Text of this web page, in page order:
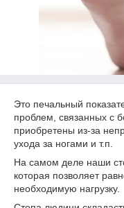
Это печальный
проблем, связанных с
приобретены из-за
ухода за ногами и т.п.
На самом деле наши
которая позволяет
необходимую нагрузку.